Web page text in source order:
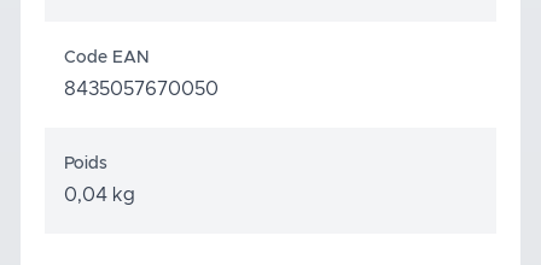
Code EAN
8435057670050
Poids
0,04 kg